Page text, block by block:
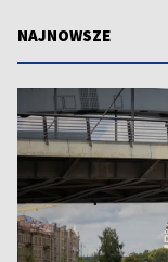
NAJNOWSZE